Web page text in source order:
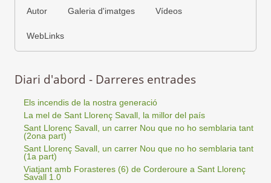
Autor Galeria d'imatges Vídeos
WebLinks
Diari d'abord - Darreres entrades
Els incendis de la nostra generació
La mel de Sant Llorenç Savall, la millor del país
Sant Llorenç Savall, un carrer Nou que no ho semblaria tant
(2ona part)
Sant Llorenç Savall, un carrer Nou que no ho semblaria tant
(1a part)
Viatjant amb Forasteres (6) de Corderoure a Sant Llorenç
Savall 1.0